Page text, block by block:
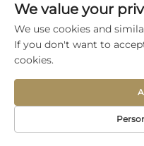
Copyright © 2025
Co.,Ltd. Lahat ng
Patakaran sa
Ilipat pataas
Homepage
We value your
We use cookies and
If you don't want to
cookies.